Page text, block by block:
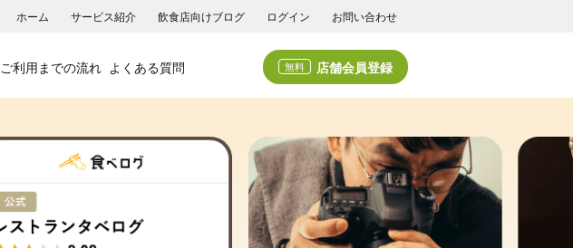
ホーム サービス紹介 飲食店向けブログ ログイン お問い合わせ
ご利用までの流れ よくある質問 無料 店舗会員登録